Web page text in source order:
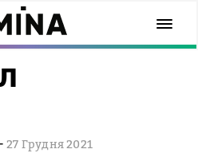
-27 Грудня 2021